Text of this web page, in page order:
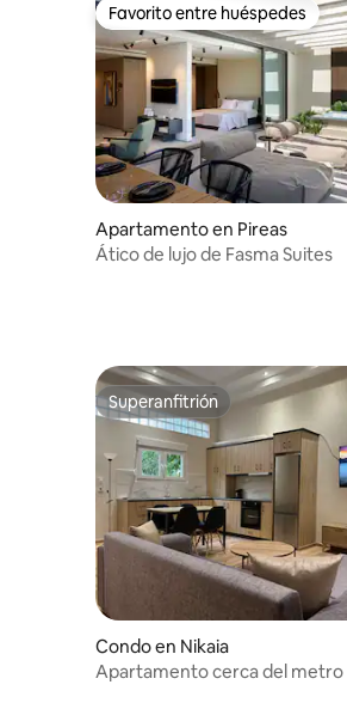
Favorito entre huéspedes
Favorito entre huéspedes
Apartamento en Pireas
Ático de lujo de Fasma Suites
Superanfitrión
Superanfitrión
Condo en Nikaia
Apartamento cerca del metro